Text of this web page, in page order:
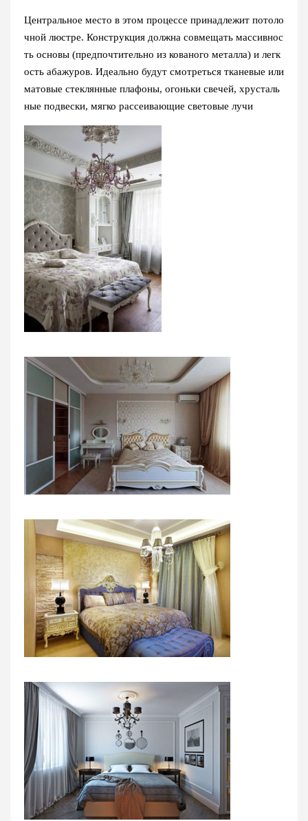
Центральное место в этом процессе принадлежит потоло
чной люстре. Конструкция должна совмещать массивнос
ть основы (предпочтительно из кованого металла) и легк
ость абажуров. Идеально будут смотреться тканевые или
матовые стеклянные плафоны, огоньки свечей, хрусталь
ные подвески, мягко рассеивающие световые лучи